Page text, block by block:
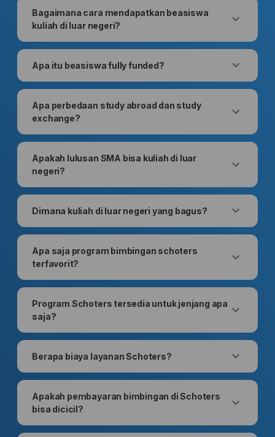
Bagaimana cara mendapatkan beasiswa
kuliah di luar negeri?
Apa itu beasiswa fully funded?
Apa perbedaan study abroad dan study
exchange?
Apakah lulusan SMA bisa kuliah di luar
negeri?
Dimana kuliah di luar negeri yang bagus?
Apa saja program bimbingan schoters
terfavorit?
Program Schoters tersedia untuk jenjang apa
saja?
Berapa biaya layanan Schoters?
Apakah pembayaran bimbingan di Schoters
bisa dicicil?